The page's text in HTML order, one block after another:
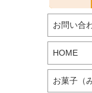
お問い合
HOME
お菓子（